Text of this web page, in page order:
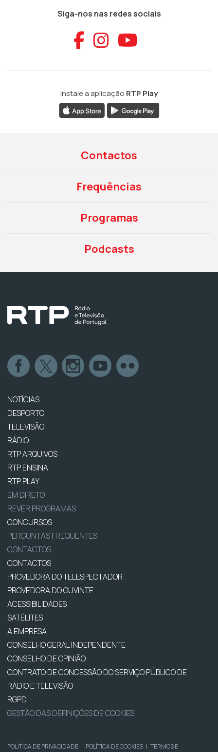
Siga-nos nas redes sociais
Aceder ao
Aceder ao
Aceder
Instale a aplicação RTP Play
Contactos
Frequências
Programas
Podcasts
NOTÍCIAS
DESPORTO
TELEVISÃO
RÁDIO
RTP ARQUIVOS
RTP ENSINA
RTP PLAY
EM DIRETO
REVER PROGRAMAS
CONCURSOS
PERGUNTAS FREQUENTES
CONTACTOS
CONTACTOS
PROVEDORA DO TELESPECTADOR
PROVEDORA DO OUVINTE
ACESSIBILIDADES
SATÉLITES
A EMPRESA
CONSELHO GERAL INDEPENDENTE
CONSELHO DE OPINIÃO
CONTRATO DE CONCESSÃO DO SERVIÇO PÚBLICO DE
RÁDIO E TELEVISÃO
RGPD
GESTÃO DAS DEFINIÇÕES DE COOKIES
POLÍTICA DE PRIVACIDADE | POLÍTICA DE COOKIES | TERMOS E